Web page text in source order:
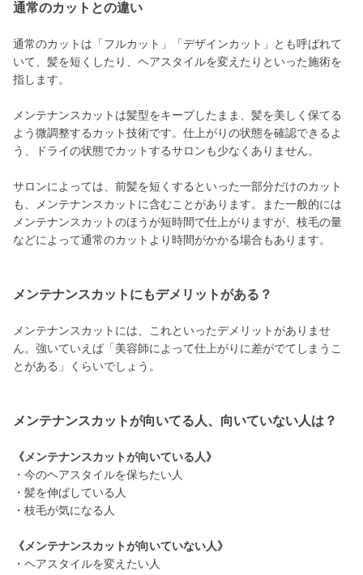
通常のカットとの違い
通常のカットは「フルカット」「デザインカット」とも呼ばれて
いて、髪を短くしたり、ヘアスタイルを変えたりといった施術を
指します。
メンテナンスカットは髪型をキープしたまま、髪を美しく保てる
よう微調整するカット技術です。仕上がりの状態を確認できるよ
う、ドライの状態でカットするサロンも少なくありません。
サロンによっては、前髪を短くするといった一部分だけのカット
も、メンテナンスカットに含むことがあります。また一般的には
メンテナンスカットのほうが短時間で仕上がりますが、枝毛の量
などによって通常のカットより時間がかかる場合もあります。
メンテナンスカットにもデメリットがある？
メンテナンスカットには、これといったデメリットがありませ
ん。強いていえば「美容師によって仕上がりに差がでてしまうこ
とがある」くらいでしょう。
メンテナンスカットが向いてる人、向いていない人は？
《メンテナンスカットが向いている人》
・今のヘアスタイルを保ちたい人
・髪を伸ばしている人
・枝毛が気になる人
《メンテナンスカットが向いていない人》
・ヘアスタイルを変えたい人